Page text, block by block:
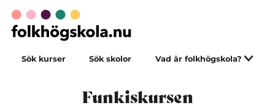
Sök kurser Sök skolor Vad är folkhögskola?
Funkiskursen